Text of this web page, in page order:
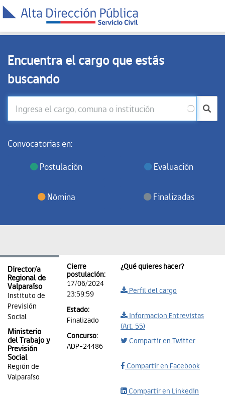
Encuentra el cargo que estás
buscando
Convocatorias en:
Postulación Evaluación
Nómina Finalizadas
Director/a
Regional de
Valparaíso
Instituto de
Previsión
Social
Ministerio
del Trabajo y
Previsión
Social
Región de
Valparaíso
Cierre
postulación:
17/06/2024
23:59:59
Estado:
Finalizado
Concurso:
ADP-24486
¿Qué quieres hacer?
Perfil del cargo
Informacion Entrevistas
(Art. 55)
Compartir en Twitter
Compartir en Facebook
Compartir en Linkedin